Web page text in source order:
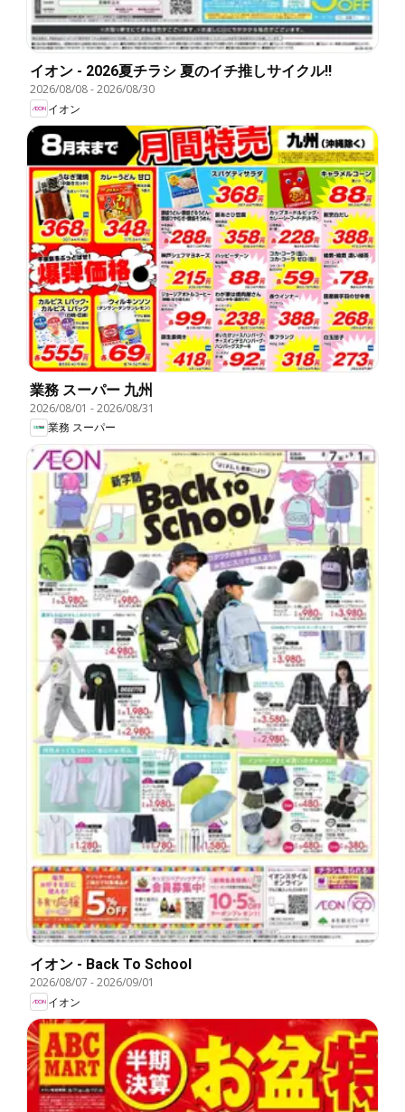
イオン - 2026夏チラシ 夏のイチ推しサイクル!!
2026/08/08-2026/08/30
イオン
業務 スーパー 九州
2026/08/01 -2026/08/31
業務 スーパー
イオン - Back To School
2026/08/07 -2026/09/01
イオン